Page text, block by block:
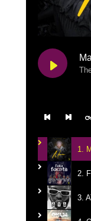
1.
3.